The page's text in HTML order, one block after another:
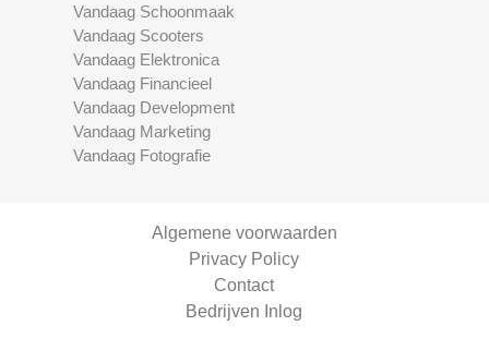
Vandaag Schoonmaak
Vandaag Scooters
Vandaag Elektronica
Vandaag Financieel
Vandaag Development
Vandaag Marketing
Vandaag Fotografie
Algemene voorwaarden
Privacy Policy
Contact
Bedrijven Inlog